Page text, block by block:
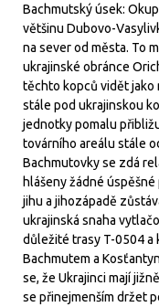
Bachmutský úsek:
většinu Dubovo-
na sever od města. To
ukrajinské obránce
těchto kopců vidět jako
stále pod ukrajinskou
jednotky pomalu
továrního areálu stále
Bachmutovky se zdá
hlášeny žádné
jihu a jihozápadě
ukrajinská snaha
důležité trasy T-0504 a
Bachmutem a
se, že Ukrajinci mají
se přinejmenším držet